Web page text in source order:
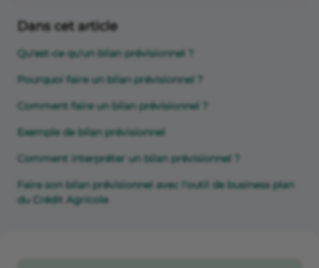
Dans cet article
Qu'est-ce qu'un bilan prévisionnel ?
Pourquoi faire un bilan prévisionnel ?
Comment faire un bilan prévisionnel ?
Exemple de bilan prévisionnel
Comment interpréter un bilan prévisionnel ?
Faire son bilan prévisionnel avec l'outil de business plan
du Crédit Agricole